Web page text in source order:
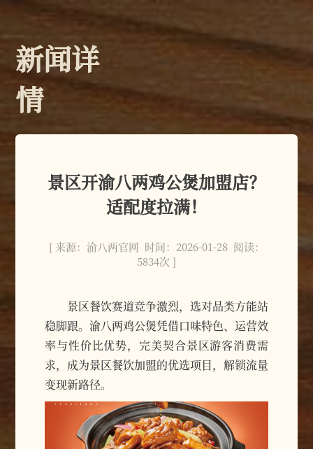
新闻详
情
景区开渝八两鸡公煲加盟店？
适配度拉满！
[ 来源：渝八两官网 时间：2026-01-28 阅读：
5834次 ]
景区餐饮赛道竞争激烈，选对品类方能站
稳脚跟。渝八两鸡公煲凭借口味特色、运营效
率与性价比优势，完美契合景区游客消费需
求，成为景区餐饮加盟的优选项目，解锁流量
变现新路径。